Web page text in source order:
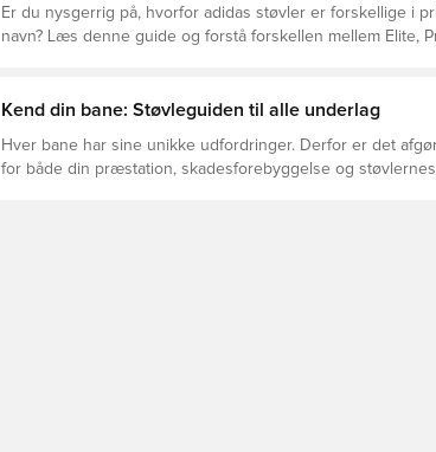
Er du nysgerrig på, hvorfor adidas støvler er forskellige i
navn? Læs denne guide og forstå forskellen mellem Elite,
Kend din bane: Støvleguiden til alle underlag
Hver bane har sine unikke udfordringer. Derfor er det
for både din præstation, skadesforebyggelse og støvlernes